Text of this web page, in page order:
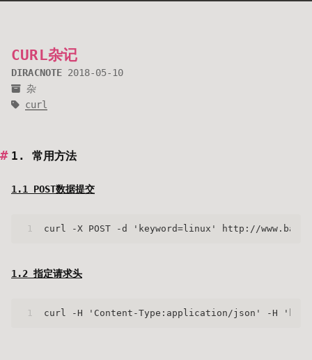
CURL杂记
DIRACNOTE 2018-05-10
杂
curl
1. 常用方法
1.1 POST数据提交
1 curl -X POST -d 'keyword=linux' http://
1.2 指定请求头
1 curl -H 'Content-Type:application/json' -H